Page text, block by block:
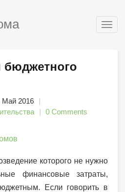
бюджетного
Май 2016
0 Comments
которого не нужно
финансовые затраты,
Если говорить в